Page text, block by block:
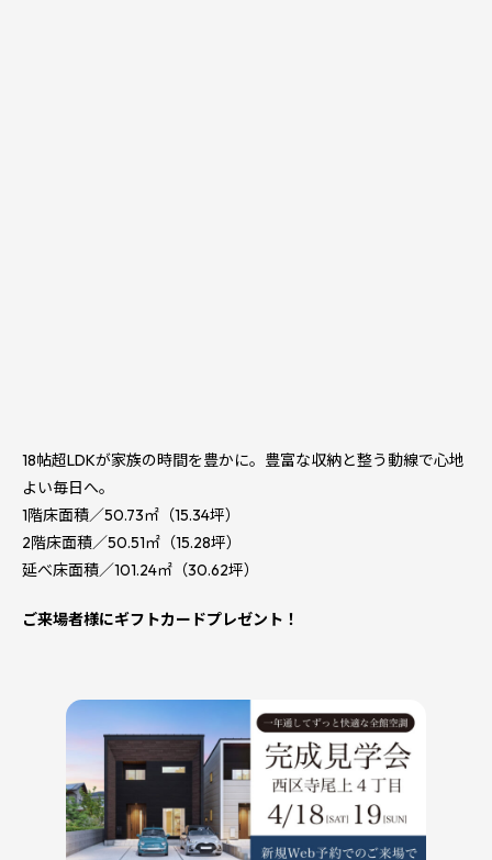
18帖超LDKが家族の時間を豊かに。豊富な収納と整う動線で心地
よい毎日へ。
1階床面積／50.73㎡（15.34坪）
2階床面積／50.51㎡（15.28坪）
延べ床面積／101.24㎡（30.62坪）
ご来場者様にギフトカードプレゼント！